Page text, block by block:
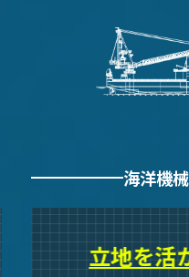
海洋機
立地を活